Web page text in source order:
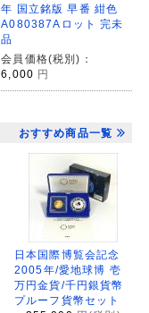
年 国立銘版 早番 紺色
A080387Aロット 完未
品
会員価格(税別)：
6,000 円
おすすめ商品一覧
日本国際博覧会記念
2005年/愛地球博 壱
万円金貨/千円銀貨幣
プルーフ貨幣セット